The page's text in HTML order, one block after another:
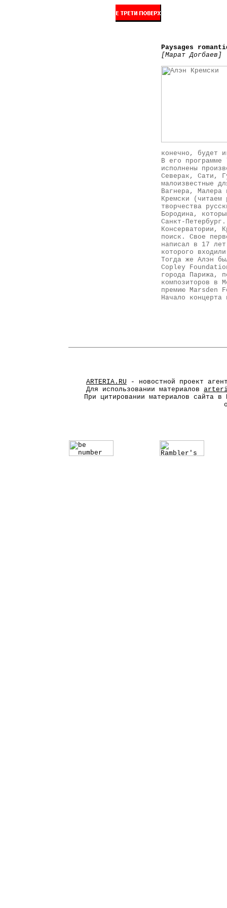
Paysages
[Марат Догбаев]
конечно, будет
В его
исполнены
Северак, Сати,
малоизвестные
Вагнера,
Кремски (читаем
творчества
Бородина,
Санкт-
Консерватории,
поиск. Свое
написал в 17
которого
Тогда же Алэн
Copley
города Парижа,
композиторов в
премию Marsden
Начало
ARTERIA.RU - новостной проект
Для использовании материалов
При цитировании материалов сайта